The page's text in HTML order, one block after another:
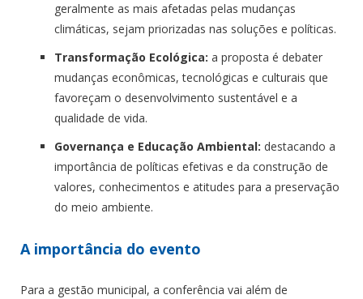
geralmente as mais afetadas pelas mudanças
climáticas, sejam priorizadas nas soluções e políticas.
Transformação Ecológica: a proposta é debater
mudanças econômicas, tecnológicas e culturais que
favoreçam o desenvolvimento sustentável e a
qualidade de vida.
Governança e Educação Ambiental: destacando a
importância de políticas efetivas e da construção de
valores, conhecimentos e atitudes para a preservação
do meio ambiente.
A importância do evento
Para a gestão municipal, a conferência vai além de